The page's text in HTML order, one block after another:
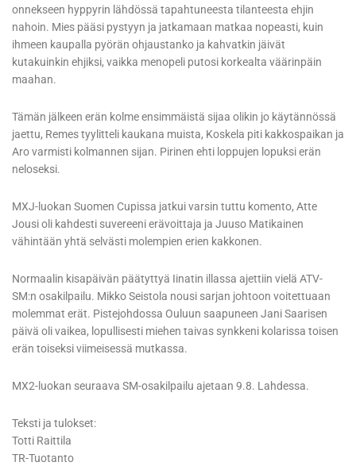
onnekseen hyppyrin lähdössä tapahtuneesta tilanteesta ehjin
nahoin. Mies pääsi pystyyn ja jatkamaan matkaa nopeasti, kuin
ihmeen kaupalla pyörän ohjaustanko ja kahvatkin jäivät
kutakuinkin ehjiksi, vaikka menopeli putosi korkealta väärinpäin
maahan.
Tämän jälkeen erän kolme ensimmäistä sijaa olikin jo käytännössä
jaettu, Remes tyylitteli kaukana muista, Koskela piti kakkospaikan ja
Aro varmisti kolmannen sijan. Pirinen ehti loppujen lopuksi erän
neloseksi.
MXJ-luokan Suomen Cupissa jatkui varsin tuttu komento, Atte
Jousi oli kahdesti suvereeni erävoittaja ja Juuso Matikainen
vähintään yhtä selvästi molempien erien kakkonen.
Normaalin kisapäivän päätyttyä Iinatin illassa ajettiin vielä ATV-
SM:n osakilpailu. Mikko Seistola nousi sarjan johtoon voitettuaan
molemmat erät. Pistejohdossa Ouluun saapuneen Jani Saarisen
päivä oli vaikea, lopullisesti miehen taivas synkkeni kolarissa toisen
erän toiseksi viimeisessä mutkassa.
MX2-luokan seuraava SM-osakilpailu ajetaan 9.8. Lahdessa.
Teksti ja tulokset:
Totti Raittila
TR-Tuotanto